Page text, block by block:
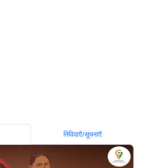
निविदाएँ/सूचनाएँ